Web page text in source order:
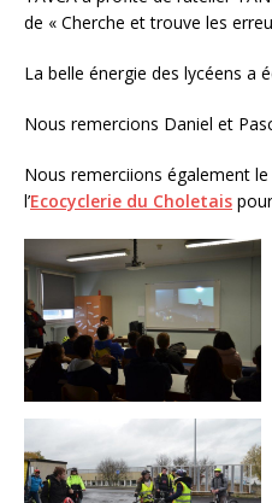
de « Cherche et trouve les
La belle énergie des lycéens a
Nous remercions Daniel et
Nous remerciions également le
l’Ecocyclerie du Choletais